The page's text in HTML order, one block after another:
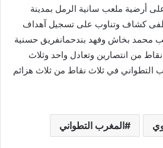
أرضية ملعب سانية الرمل بمدينة
كشاف وتناوب على تسجيل آهداف
محمد بخاش وفهد بندحمانفريق حسنية
أكادير رفع رصيده الى 07 نقاط من انتصارين وتعادل واحد وثلاث
التطواني في ثلاث نقاط من ثلاث هزائم
المغرب التطواني